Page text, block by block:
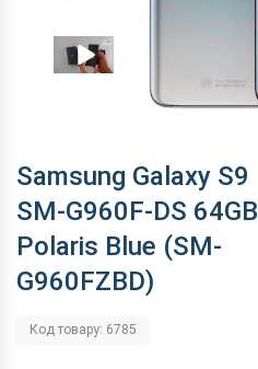
Samsung Galaxy S9
SM-G960F-DS 64GB
Polaris Blue (SM-
G960FZBD)
Код товару: 6785